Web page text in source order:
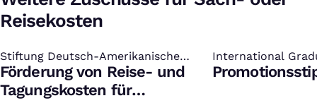
Reisekosten
Stiftung Deutsch-Amerikanische
Wissenschaftsbeziehungen
:
Förderung von Reise- und
Tagungskosten für
International
Study of Culture
: